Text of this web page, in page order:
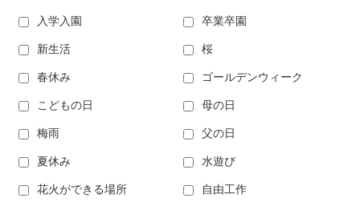
入学入園 卒業卒園
新生活 桜
春休み ゴールデンウィーク
こどもの日 母の日
梅雨 父の日
夏休み 水遊び
花火ができる場所 自由工作